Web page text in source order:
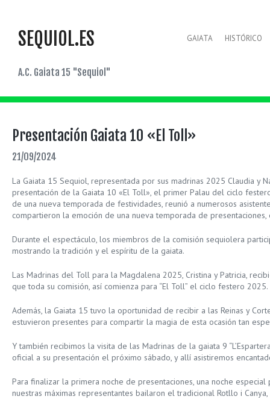
SEQUIOL.ES
A.C. Gaiata 15 "Sequiol"
GAIATA HISTÓRICO
Presentación Gaiata 10 «El Toll»
21/09/2024
La Gaiata 15 Sequiol, representada por sus madrinas 2025 Claudia y
presentación de la Gaiata 10 «El Toll», el primer Palau del ciclo
de una nueva temporada de festividades, reunió a numerosos
compartieron la emoción de una nueva temporada de
Durante el espectáculo, los miembros de la comisión sequiolera
mostrando la tradición y el espíritu de la gaiata.
Las Madrinas del Toll para la Magdalena 2025, Cristina y Patricia,
que toda su comisión, así comienza para “El Toll” el ciclo festero 2025.
Además, la Gaiata 15 tuvo la oportunidad de recibir a las Reinas y
estuvieron presentes para compartir la magia de esta ocasión tan
Y también recibimos la visita de las Madrinas de la gaiata 9
oficial a su presentación el próximo sábado, y allí asistiremos
Para finalizar la primera noche de presentaciones, una noche
nuestras máximas representantes bailaron el tradicional Rotllo i